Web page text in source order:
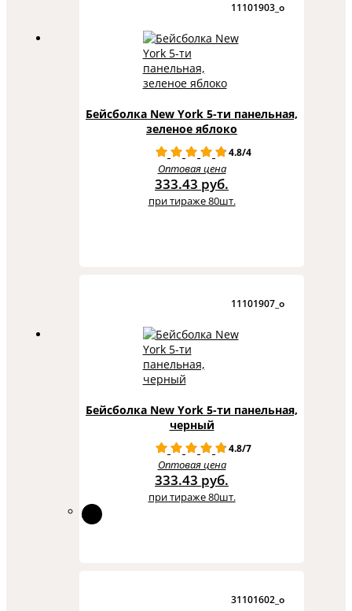
11101903_o
Бейсболка New York 5-ти панельная,
зеленое яблоко
4.8/4
Оптовая цена
333.43 руб.
при тираже 80шт.
11101907_o
Бейсболка New York 5-ти панельная,
черный
4.8/7
Оптовая цена
333.43 руб.
при тираже 80шт.
31101602_o